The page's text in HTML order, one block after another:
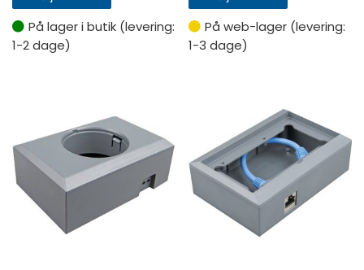
På lager i butik (levering:
1-2 dage)
På web-lager (levering:
1-3 dage)